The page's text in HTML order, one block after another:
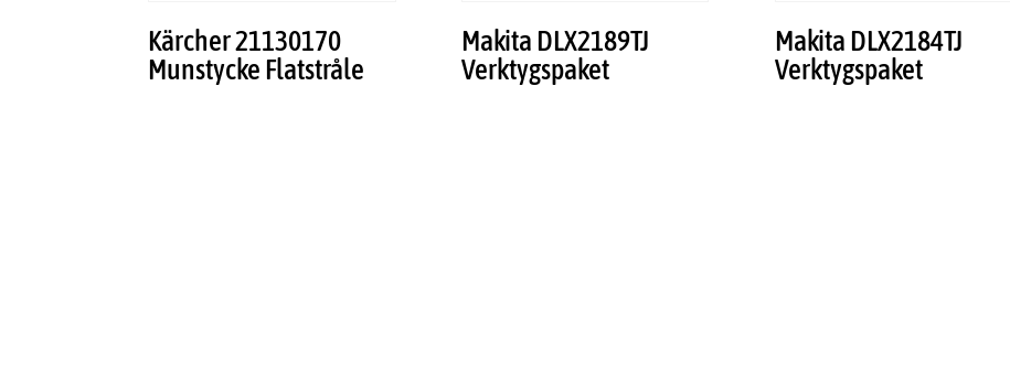
Kärcher 21130170
Munstycke Flatstråle
Makita DLX2189TJ
Verktygspaket
Makita DLX2184TJ
Verktygspaket